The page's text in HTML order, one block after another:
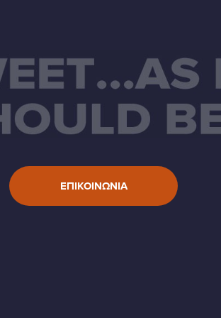
ΕΠΙΚΟΙΝΩΝΙΑ